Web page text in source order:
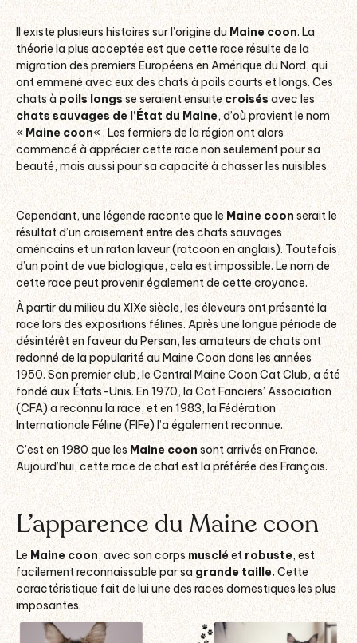
Il existe plusieurs histoires sur l’origine du Maine coon. La
théorie la plus acceptée est que cette race résulte de la
migration des premiers Européens en Amérique du Nord, qui
ont emmené avec eux des chats à poils courts et longs. Ces
chats à poils longsse seraient ensuite croisésavec les
chats sauvages de l’État du Maine, d’où provient le nom
« Maine coon« . Les fermiers de la région ont alors
commencé à apprécier cette race non seulement pour sa
beauté, mais aussi pour sa capacité à chasser les nuisibles.
Cependant, une légende raconte que leMaine coonserait le
résultat d’un croisement entre des chats sauvages
américains et un raton laveur (ratcoon en anglais). Toutefois,
d’un point de vue biologique, cela est impossible. Le nom de
cette race peut provenir également de cette croyance.
À partir du milieu du XIXe siècle, les éleveurs ont présenté la
race lors des expositions félines. Après une longue période de
désintérêt en faveur du Persan, les amateurs de chats ont
redonné de la popularité au Maine Coon dans les années
1950.Son premier club, le Central Maine Coon Cat Club, a été
fondé aux États-Unis. En 1970, la Cat Fanciers’ Association
(CFA) a reconnu la race, et en 1983, la Fédération
Internationale Féline (FIFe) l’a également reconnue.
C’est en 1980 que les Maine coon sont arrivés en France.
Aujourd’hui, cette race de chat est la préférée des Français.
L’apparence du Maine coon
Le Maine coon, avec son corps muscléet robuste, est
facilement reconnaissable par sa grande taille.Cette
caractéristique fait de lui une des races domestiques les plus
imposantes.